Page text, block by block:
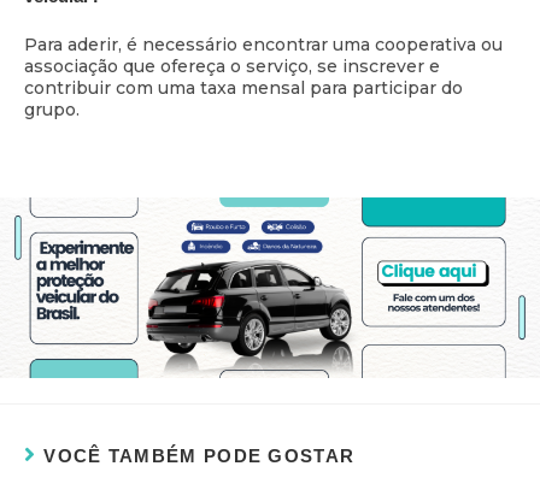
Para aderir, é necessário encontrar uma cooperativa ou
associação que ofereça o serviço, se inscrever e
contribuir com uma taxa mensal para participar do
grupo.
VOCÊ TAMBÉM PODE GOSTAR